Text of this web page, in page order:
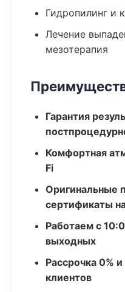
Гидропилинг и
Лечение
мезотерапия
Гарантия
Комфортная
Fi
Оригинальные
сертификаты
Работаем с
выходных
Рассрочка 0%
клиентов